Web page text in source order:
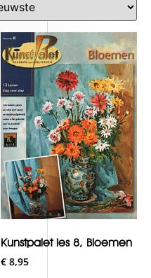
Kunstpalet les 8, Bloemen
€ 8,95